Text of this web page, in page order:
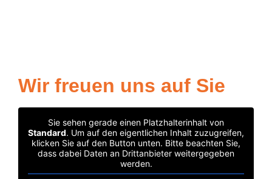
Wir freuen uns auf Sie
Sie sehen gerade einen Platzhalterinhalt von
Standard. Um auf den eigentlichen Inhalt zuzugreifen,
klicken Sie auf den Button unten. Bitte beachten Sie,
dass dabei Daten an Drittanbieter weitergegeben
werden.